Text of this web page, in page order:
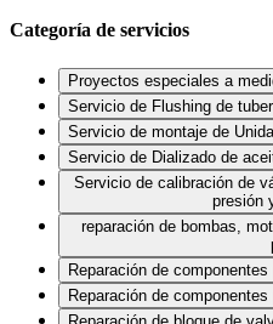
Categoría de servicios
Proyectos especiales a
Servicio de Flushing de
Servicio de montaje de
Servicio de Dializado de
Servicio de calibración de
presión
reparación de bombas,
Reparación de
Reparación de